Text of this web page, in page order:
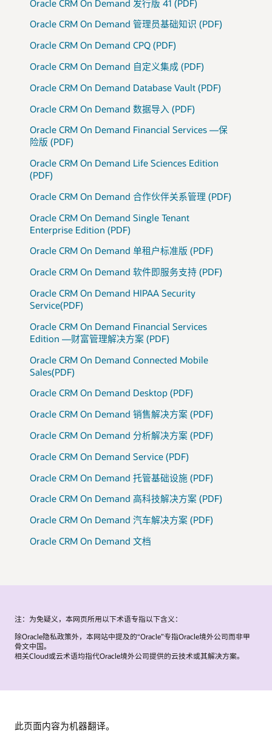
Oracle CRM On Demand 发行版 41 (PDF)
Oracle CRM On Demand 管理员基础知识 (PDF)
Oracle CRM On Demand CPQ (PDF)
Oracle CRM On Demand 自定义集成 (PDF)
Oracle CRM On Demand Database Vault (PDF)
Oracle CRM On Demand 数据导入 (PDF)
Oracle CRM On Demand Financial Services —保
险版 (PDF)
Oracle CRM On Demand Life Sciences Edition
(PDF)
Oracle CRM On Demand 合作伙伴关系管理 (PDF)
Oracle CRM On Demand Single Tenant
Enterprise Edition (PDF)
Oracle CRM On Demand 单租户标准版 (PDF)
Oracle CRM On Demand 软件即服务支持 (PDF)
Oracle CRM On Demand HIPAA Security
Service(PDF)
Oracle CRM On Demand Financial Services
Edition —财富管理解决方案 (PDF)
Oracle CRM On Demand Connected Mobile
Sales(PDF)
Oracle CRM On Demand Desktop (PDF)
Oracle CRM On Demand 销售解决方案 (PDF)
Oracle CRM On Demand 分析解决方案 (PDF)
Oracle CRM On Demand Service (PDF)
Oracle CRM On Demand 托管基础设施 (PDF)
Oracle CRM On Demand 高科技解决方案 (PDF)
Oracle CRM On Demand 汽车解决方案 (PDF)
Oracle CRM On Demand 文档
注：为免疑义，本网页所用以下术语专指以下含义：
除Oracle隐私政策外，本网站中提及的“Oracle”专指Oracle境外公司而非甲
骨文中国。
相关Cloud或云术语均指代Oracle境外公司提供的云技术或其解决方案。
此页面内容为机器翻译。